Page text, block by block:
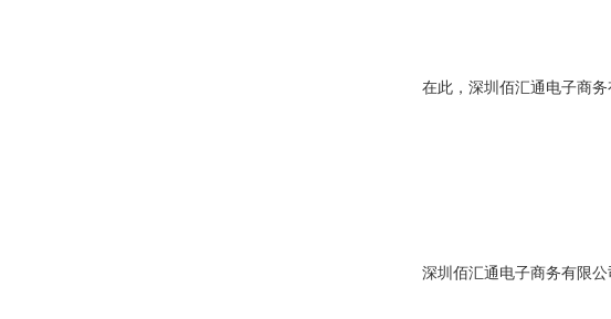
在此，深圳佰汇通电子商
深圳佰汇通电子商务有限